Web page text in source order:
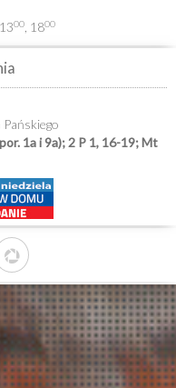
, 1300 , 1800
1a i 9a); 2 P 1, 16-19; Mt